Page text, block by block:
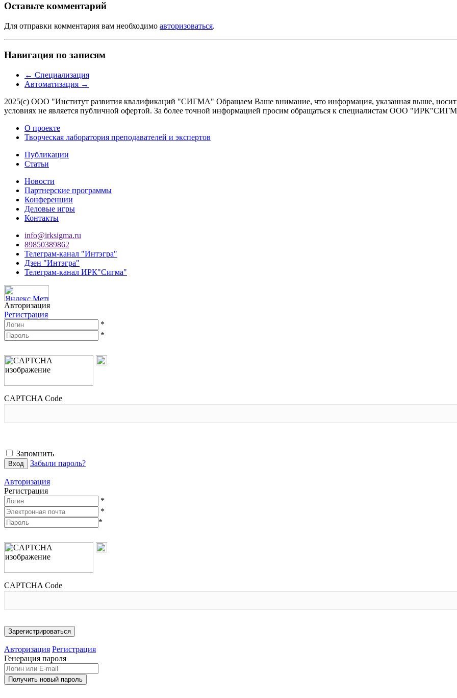
Оставьте комментарий
Для отправки комментария вам необходимо авторизоваться.
Навигация по записям
← Специализация
Автоматизация →
2025(с) ООО "Институт развития квалификаций "СИГМА" Обращаем Ваше внимание, что информация, указанная выше, носит
условиях не является публичной офертой. За более точной информацией просим обращаться к специалистам ООО
О проекте
Творческая лаборатория преподавателей и экспертов
Публикации
Статьи
Новости
Партнерские программы
Конференции
Деловые игры
Контакты
info@irksigma.ru
89850389862
Телеграм-канал "Интэгра"
Дзен "Интэгра"
Телеграм-канал ИРК"Сигма"
Авторизация
Регистрация
*
*
CAPTCHA Code
Запомнить
Забыли пароль?
Авторизация
Регистрация
*
*
*
CAPTCHA Code
Авторизация Регистрация
Генерация пароля